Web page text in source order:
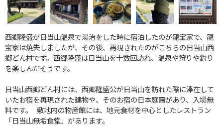
西郷隆盛が日当山温泉で湯治をした時に宿泊したのが龍宝家で、龍
宝家は焼失しましたが、その後、再現されたのがこちらの日当山西
郷どん村です。西郷隆盛は日当山を十数回訪れ、温泉や狩りや釣り
を楽しんだそうです。
日当山西郷どん村には、西郷隆盛公が日当山を訪れた際に滞在して
いたお宿を再現された建物や、そのお宿の日本庭園があり、入場無
料です。 敷地内の物産館には、地元食材を中心としたレストラン
「日当山無垢食堂」があります。